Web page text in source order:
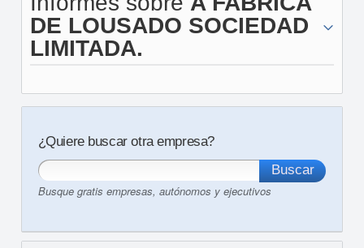
DE LOUSADO SOCIEDAD
LIMITADA.
¿Quiere buscar otra empresa?
Busque gratis empresas, autónomos y ejecutivos